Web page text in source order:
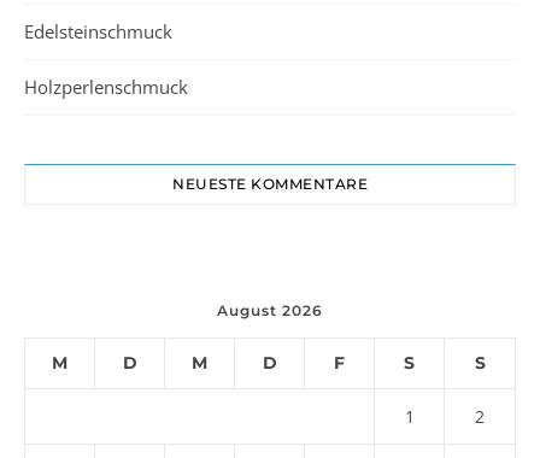
Edelsteinschmuck
Holzperlenschmuck
NEUESTE KOMMENTARE
August 2026
M D M D F S S
1 2